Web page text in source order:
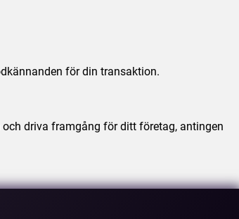
för din transaktion.
driva framgång för ditt företag, antingen